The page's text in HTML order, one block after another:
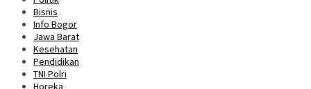
Bisnis
Info Bogor
Jawa Barat
Kesehatan
Pendidikan
TNI Polri
Horeka